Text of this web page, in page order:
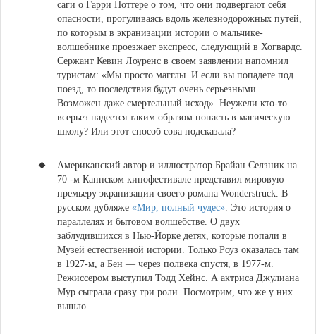
саги о Гарри Поттере о том, что они подвергают себя
опасности, прогуливаясь вдоль железнодорожных путей,
по которым в экранизации истории о мальчике-
волшебнике проезжает экспресс, следующий в Хогвардс.
Сержант Кевин Лоуренс в своем заявлении напомнил
туристам: «Мы просто магглы. И если вы попадете под
поезд, то последствия будут очень серьезными.
Возможен даже смертельный исход». Неужели кто-то
всерьез надеется таким образом попасть в магическую
школу? Или этот способ сова подсказала?
Американский автор и иллюстратор Брайан Селзник на
70 -м Каннском кинофестивале представил мировую
премьеру экранизации своего романа Wonderstruck. В
русском дубляже «Мир, полный чудес». Это история о
параллелях и бытовом волшебстве. О двух
заблудившихся в Нью-Йорке детях, которые попали в
Музей естественной истории. Только Роуз оказалась там
в 1927-м, а Бен — через полвека спустя, в 1977-м.
Режиссером выступил Тодд Хейнс. А актриса Джулиана
Мур сыграла сразу три роли. Посмотрим, что же у них
вышло.